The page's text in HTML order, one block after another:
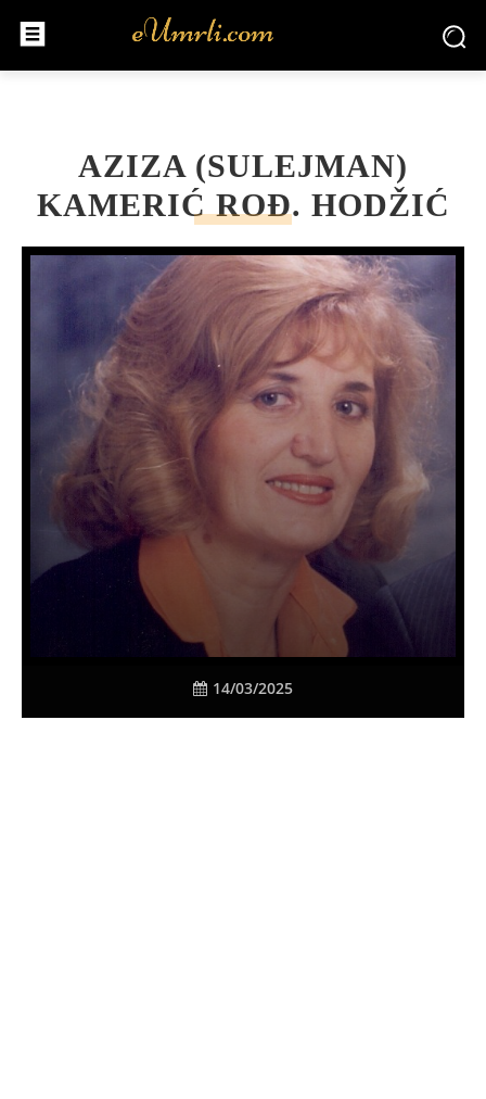
AZIZA (SULEJMAN)
KAMERIĆ ROĐ. HODŽIĆ
14/03/2025